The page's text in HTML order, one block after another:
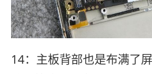
14：主板背部也是布满了